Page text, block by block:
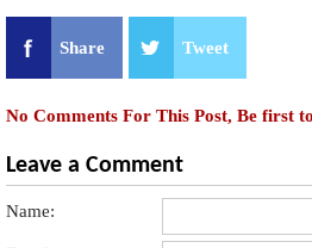
Share Tweet
No Comments For This Post, Be first
Leave a Comment
Name: